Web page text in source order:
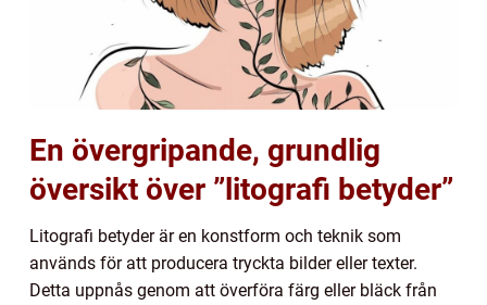
En övergripande, grundlig
översikt över ”litografi betyder”
Litografi betyder är en konstform och teknik som
används för att producera tryckta bilder eller texter.
Detta uppnås genom att överföra färg eller bläck från